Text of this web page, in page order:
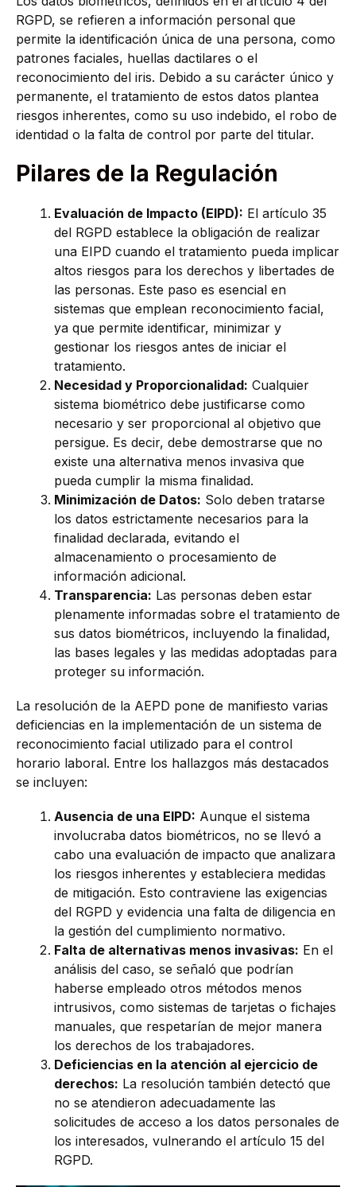
RGPD, se refieren a información personal que
permite la identificación única de una persona, como
patrones faciales, huellas dactilares o el
reconocimiento del iris. Debido a su carácter único y
permanente, el tratamiento de estos datos plantea
riesgos inherentes, como su uso indebido, el robo de
identidad o la falta de control por parte del titular.
Pilares de la Regulación
Evaluación de Impacto (EIPD): El artículo 35
del RGPD establece la obligación de realizar
una EIPD cuando el tratamiento pueda implicar
altos riesgos para los derechos y libertades de
las personas. Este paso es esencial en
sistemas que emplean reconocimiento facial,
ya que permite identificar, minimizar y
gestionar los riesgos antes de iniciar el
tratamiento.
Necesidad y Proporcionalidad: Cualquier
sistema biométrico debe justificarse como
necesario y ser proporcional al objetivo que
persigue. Es decir, debe demostrarse que no
existe una alternativa menos invasiva que
pueda cumplir la misma finalidad.
Minimización de Datos: Solo deben tratarse
los datos estrictamente necesarios para la
finalidad declarada, evitando el
almacenamiento o procesamiento de
información adicional.
Transparencia: Las personas deben estar
plenamente informadas sobre el tratamiento de
sus datos biométricos, incluyendo la finalidad,
las bases legales y las medidas adoptadas para
proteger su información.
La resolución de la AEPD pone de manifiesto varias
deficiencias en la implementación de un sistema de
reconocimiento facial utilizado para el control
horario laboral. Entre los hallazgos más destacados
se incluyen:
Ausencia de una EIPD: Aunque el sistema
involucraba datos biométricos, no se llevó a
cabo una evaluación de impacto que analizara
los riesgos inherentes y estableciera medidas
de mitigación. Esto contraviene las exigencias
del RGPD y evidencia una falta de diligencia en
la gestión del cumplimiento normativo.
Falta de alternativas menos invasivas: En el
análisis del caso, se señaló que podrían
haberse empleado otros métodos menos
intrusivos, como sistemas de tarjetas o fichajes
manuales, que respetarían de mejor manera
los derechos de los trabajadores.
Deficiencias en la atención al ejercicio de
derechos: La resolución también detectó que
no se atendieron adecuadamente las
solicitudes de acceso a los datos personales de
los interesados, vulnerando el artículo 15 del
RGPD.